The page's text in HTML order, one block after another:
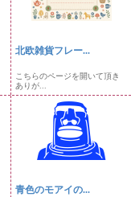
北欧雑貨フレー...
こちらのページを開いて頂き
ありが...
青色のモアイの...